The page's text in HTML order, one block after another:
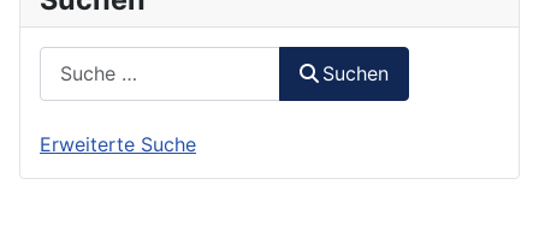
Suchen
Erweiterte Suche